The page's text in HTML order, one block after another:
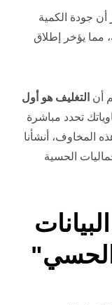
جودة الكمية
مما يؤخر إطلاق
أن التغليف هو أول
تحدد مباشرة
المخاوف، أنشأنا
الحسية
البيانات